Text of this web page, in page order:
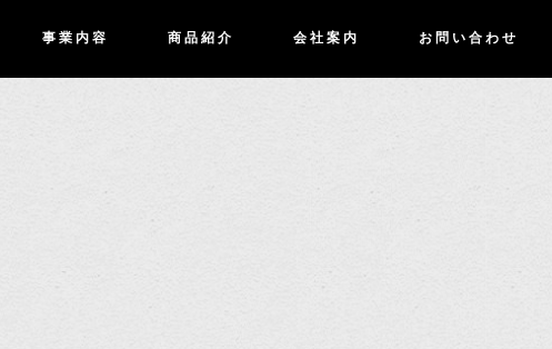
事業内容 商品紹介 会社案内 お問い合わせ